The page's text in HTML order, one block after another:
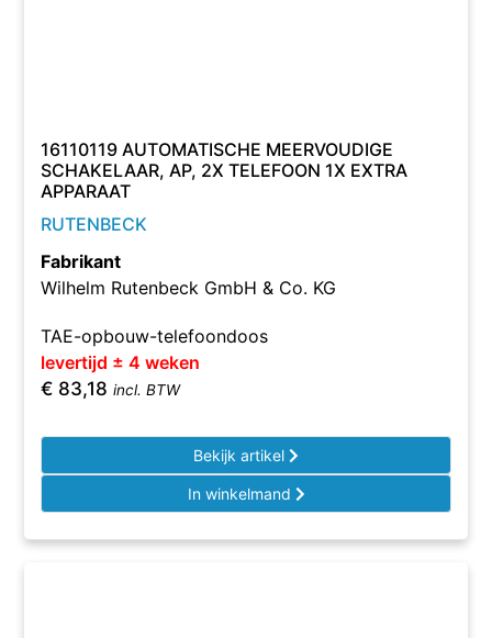
16110119 AUTOMATISCHE MEERVOUDIGE
SCHAKELAAR, AP, 2X TELEFOON 1X EXTRA
APPARAAT
RUTENBECK
Fabrikant
Wilhelm Rutenbeck GmbH & Co. KG
TAE-opbouw-telefoondoos
levertijd ± 4 weken
€ 83,18 incl. BTW
Bekijk artikel
In winkelmand